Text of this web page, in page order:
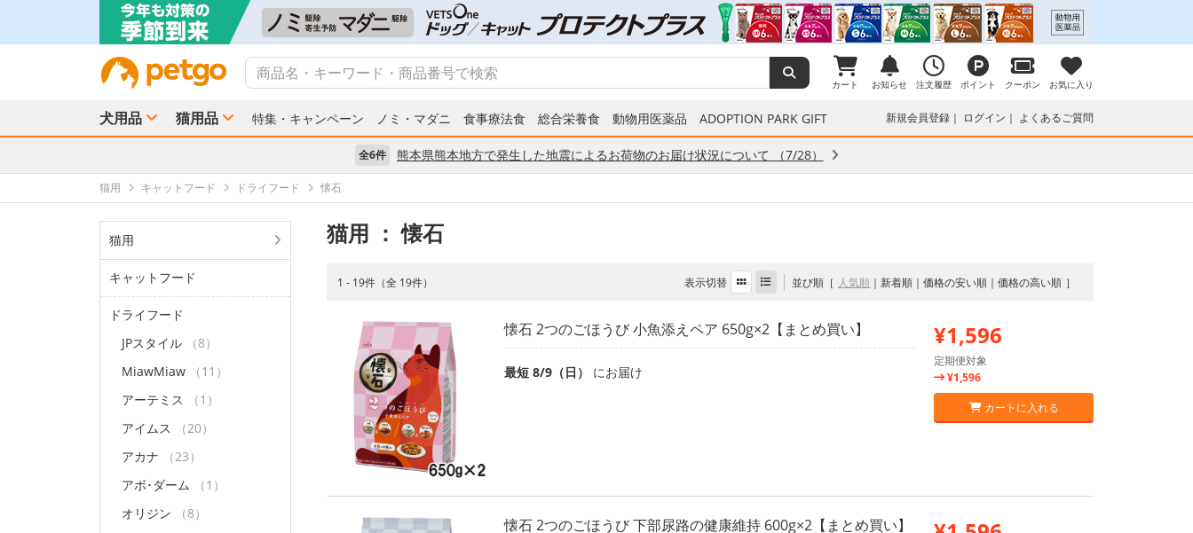
カート お知らせ 注文履歴 ポイント クーポン お気に入り
犬用品 猫用品 特集・キャンペーン ノミ・マダニ 食事療法食 総合栄養食 動物用医薬品 ADOPTION PARK GIFT 新規会員登録 ログイン よくあるご質問
全6件 熊本県熊本地方で発生した地震によるお荷物のお届け状況について （7/28）
猫用 キャットフード ドライフード 懐石
猫用
キャットフード
ドライフード
JPスタイル
（8）
MiawMiaw
（11）
アーテミス
（1）
アイムス
（20）
アカナ
（23）
アボ･ダーム
（1）
オリジン
（8）
猫用 ： 懐石
1 - 19件（全 19件） 表示切替 並び順 人気順 新着順 価格の安い順 価格の高い順
懐石 2つのごほうび 小魚添えペア 650g×2【まとめ買い】
最短 8/9（日） にお届け
¥1,596
定期便対象
¥1,596
カートに入れる
懐石 2つのごほうび 下部尿路の健康維持 600g×2【まとめ買い】